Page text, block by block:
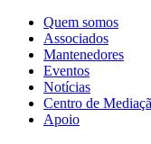
Quem somos
Associados
Mantenedores
Eventos
Notícias
Centro de
Apoio